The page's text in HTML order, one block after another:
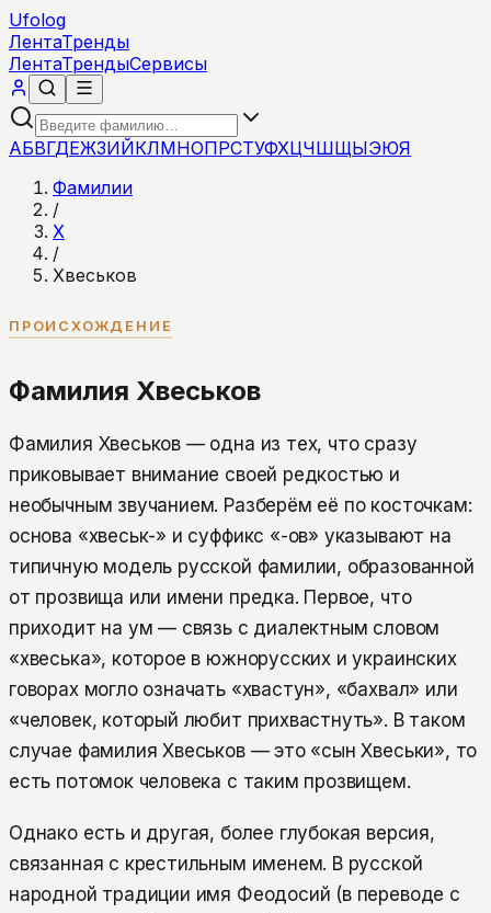
Ufolog
ЛентаТренды
ЛентаТрендыСервисы
АБВГДЕЖЗИЙКЛМНОПРСТУФХЦЧШЩЫЭЮЯ
Фамилии
/
Х
/
Хвеськов
ПРОИСХОЖДЕНИЕ
Фамилия Хвеськов
Фамилия Хвеськов — одна из тех, что сразу
приковывает внимание своей редкостью и
необычным звучанием. Разберём её по косточкам:
основа «хвеськ-» и суффикс «-ов» указывают на
типичную модель русской фамилии, образованной
от прозвища или имени предка. Первое, что
приходит на ум — связь с диалектным словом
«хвеська», которое в южнорусских и украинских
говорах могло означать «хвастун», «бахвал» или
«человек, который любит прихвастнуть». В таком
случае фамилия Хвеськов — это «сын Хвеськи», то
есть потомок человека с таким прозвищем.
Однако есть и другая, более глубокая версия,
связанная с крестильным именем. В русской
народной традиции имя Феодосий (в переводе с